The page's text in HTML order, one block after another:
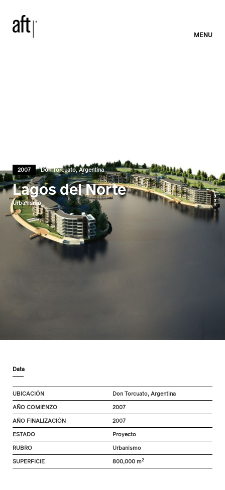
MENU
2007 Don Torcuato, Argentina
Lagos del Norte
Urbanismo
Data
UBICACIÓN
Don Torcuato, Argentina
AÑO COMIENZO
2007
AÑO FINALIZACIÓN
2007
ESTADO
Proyecto
RUBRO
Urbanismo
SUPERFICIE
800,000 m2